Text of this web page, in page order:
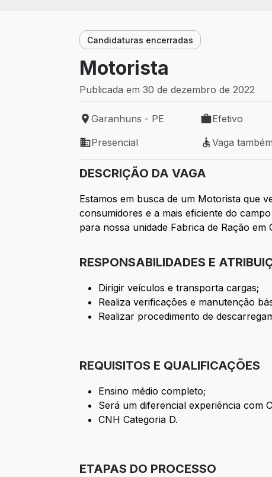
Candidaturas encerradas
Motorista
Publicada em 30 de dezembro de 2022
Local de trabalho: Garanhuns - PE
Garanhuns - PE
Tipo de vaga:
Efetivo
Modelo de trabalho: Presencial
Presencial
Vaga também
Vaga
DESCRIÇÃO DA VAGA
Estamos em busca de um Motorista que
consumidores e a mais eficiente do
para nossa unidade Fabrica de Ração em
RESPONSABILIDADES E
Dirigir veículos e transporta cargas;
Realiza verificações e manutenção
Realizar procedimento de
REQUISITOS E QUALIFICAÇÕES
Ensino médio completo;
Será um diferencial experiência com
CNH Categoria D.
ETAPAS DO PROCESSO